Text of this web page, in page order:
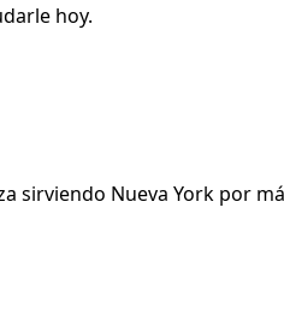
hoy.
sirviendo Nueva York por